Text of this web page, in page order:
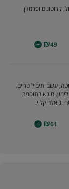
קרוטונים ופרמז'ן.
₪49
+
עשבי תיבול טריים,
מוגש בתוספת
וג'אלה קלוי.
₪61
+